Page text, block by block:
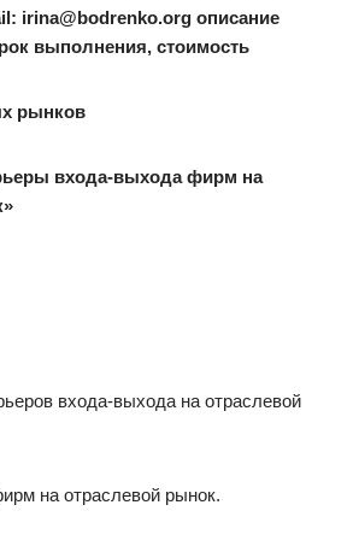
irina@bodrenko.org описание
выполнения, стоимость
рынков
входа-выхода фирм на
входа-выхода на отраслевой
на отраслевой рынок.